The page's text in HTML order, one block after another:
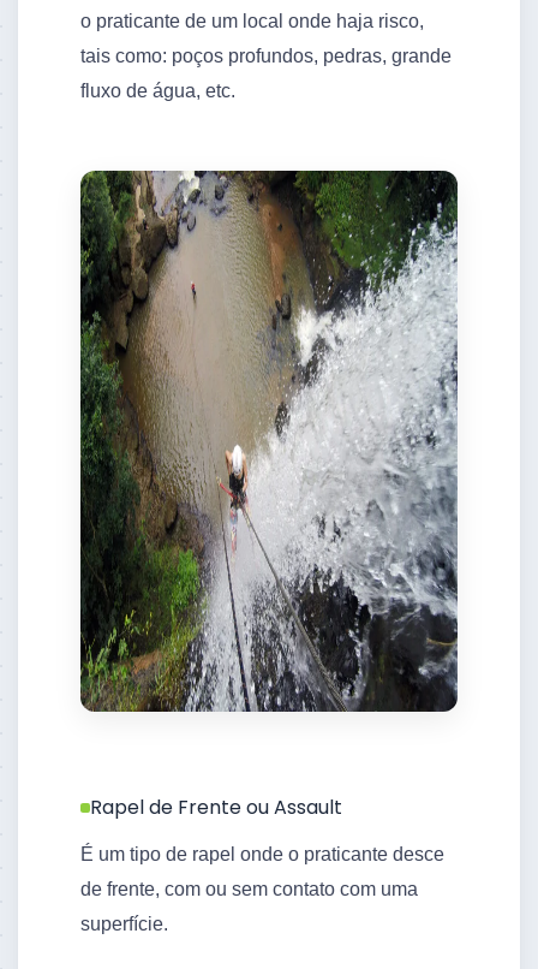
o praticante de um local onde haja risco,
tais como: poços profundos, pedras, grande
fluxo de água, etc.
Rapel de Frente ou Assault
É um tipo de rapel onde o praticante desce
de frente, com ou sem contato com uma
superfície.